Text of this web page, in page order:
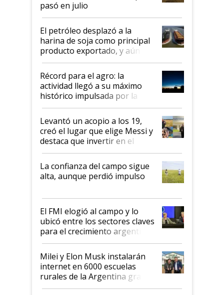
pasó en julio
El petróleo desplazó a la
harina de soja como principal
producto exportado, y aún así
el agro aportó casi seis de cada
diez dólares y sostuvo el
liderazgo en un semestre
récord
Récord para el agro: la
actividad llegó a su máximo
histórico impulsada por la
cosecha y las exportaciones
Levantó un acopio a los 19,
creó el lugar que elige Messi y
destaca que invertir en el
kirchnerismo era como "darle
plata a un hijo para droga":
Juan Félix Rossetti, el libertario
que de una dura crisis salió
de Milei
La confianza del campo sigue
alta, aunque perdió impulso
El FMI elogió al campo y lo
ubicó entre los sectores claves
para el crecimiento argentino
Milei y Elon Musk instalarán
internet en 6000 escuelas
rurales de la Argentina gracias
a un acuerdo con Starlink